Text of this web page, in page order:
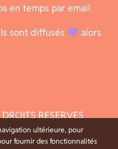
en temps par email
sont diffusés
alors
RESERVES
ultérieure, pour
fournir des fonctionnalités